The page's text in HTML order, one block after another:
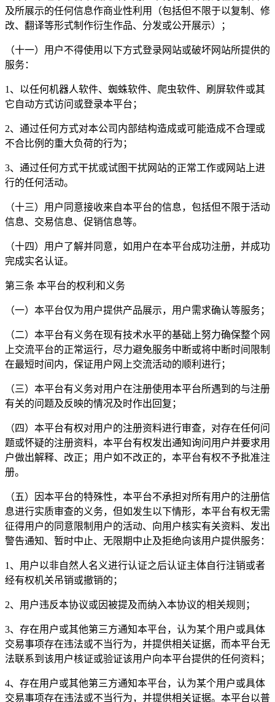
及所展示的任何信息作商业性利用（包括但不限于以复制、修
改、翻译等形式制作衍生作品、分发或公开展示）；
（十一）用户不得使用以下方式登录网站或破坏网站所提供的
服务：
1、以任何机器人软件、蜘蛛软件、爬虫软件、刷屏软件或其
它自动方式访问或登录本平台；
2、通过任何方式对本公司内部结构造成或可能造成不合理或
不合比例的重大负荷的行为；
3、通过任何方式干扰或试图干扰网站的正常工作或网站上进
行的任何活动。
（十三）用户同意接收来自本平台的信息，包括但不限于活动
信息、交易信息、促销信息等。
（十四）用户了解并同意，如用户在本平台成功注册，并成功
完成实名认证。
第三条 本平台的权利和义务
（一）本平台仅为用户提供产品展示，用户需求确认等服务；
（二）本平台有义务在现有技术水平的基础上努力确保整个网
上交流平台的正常运行，尽力避免服务中断或将中断时间限制
在最短时间内，保证用户网上交流活动的顺利进行；
（三）本平台有义务对用户在注册使用本平台所遇到的与注册
有关的问题及反映的情况及时作出回复；
（四）本平台有权对用户的注册资料进行审查，对存在任何问
题或怀疑的注册资料，本平台有权发出通知询问用户并要求用
户做出解释、改正；用户如不改正的，本平台有权不予批准注
册。
（五）因本平台的特殊性，本平台不承担对所有用户的注册信
息进行实质审查的义务，但如发生以下情形，本平台有权无需
征得用户的同意限制用户的活动、向用户核实有关资料、发出
警告通知、暂时中止、无限期中止及拒绝向该用户提供服务：
1、用户以非自然人名义进行认证之后认证主体自行注销或者
经有权机关吊销或撤销的；
2、用户违反本协议或因被提及而纳入本协议的相关规则；
3、存在用户或其他第三方通知本平台，认为某个用户或具体
交易事项存在违法或不当行为，并提供相关证据，而本平台无
法联系到该用户核证或验证该用户向本平台提供的任何资料；
4、存在用户或其他第三方通知本平台，认为某个用户或具体
交易事项存在违法或不当行为，并提供相关证据。本平台以普